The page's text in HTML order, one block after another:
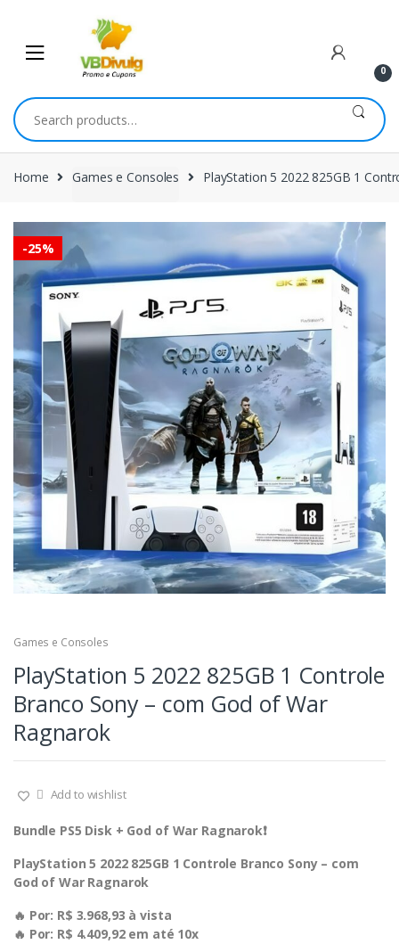
navigation
content
0
Search
for:
Home Games e Consoles PlayStation 5 2022 825GB 1
-25%
Games e Consoles
PlayStation 5 2022 825GB 1 Controle
Branco Sony – com God of War
Ragnarok
Add to wishlist
Bundle PS5 Disk + God of War Ragnarok❗️
PlayStation 5 2022 825GB 1 Controle Branco Sony – com
God of War Ragnarok
🔥 Por: R$ 3.968,93 à vista
🔥 Por: R$ 4.409,92 em até 10x